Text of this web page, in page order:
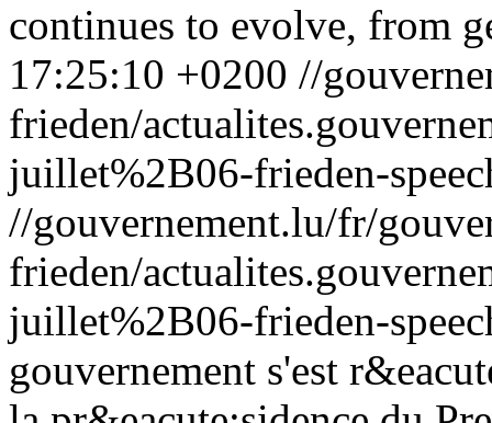
continues to evolve, from
17:25:10 +0200 //
frieden/
juillet%2B06-frieden-
//gouvernement.lu/fr/
frieden/
juillet%2B06-frieden-
gouvernement s'est